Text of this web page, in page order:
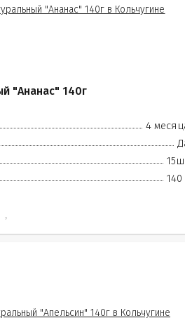
"Ананас" 140г
4
140